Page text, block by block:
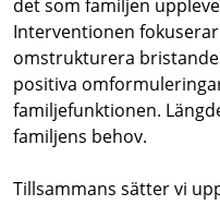
det som familjen
Interventionen
omstrukturera
positiva
familjefunktionen.
familjens behov.
Tillsammans sätter vi